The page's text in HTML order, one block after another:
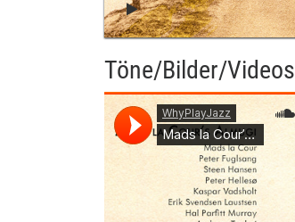
Töne/Bilder/Videos